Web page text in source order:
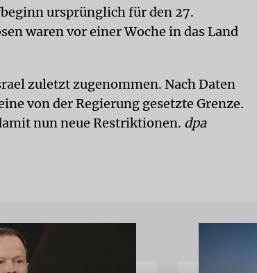
ursprünglich für den 27.
waren vor einer Woche in das Land
zuletzt zugenommen. Nach Daten
von der Regierung gesetzte Grenze.
nun neue Restriktionen. dpa